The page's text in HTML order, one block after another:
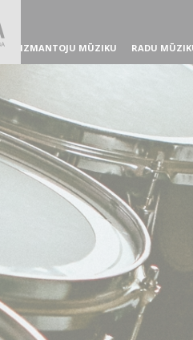
IZMANTOJU MŪZIKU RADU